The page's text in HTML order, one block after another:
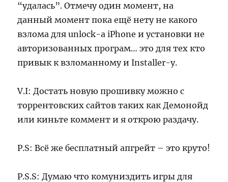
“удалась”. Отмечу один момент, на
данный момент пока ещё нету не какого
взлома для unlock-а iPhone и установки не
авторизованных програм… это для тех кто
привык к взломанному и Installer-у.
V.I: Достать новую прошивку можно с
торрентовских сайтов таких как Демонойд
или киньте коммент и я открою раздачу.
P.S: Всё же бесплатный апгрейт – это круто!
P.S.S: Думаю что комуниздить игры для